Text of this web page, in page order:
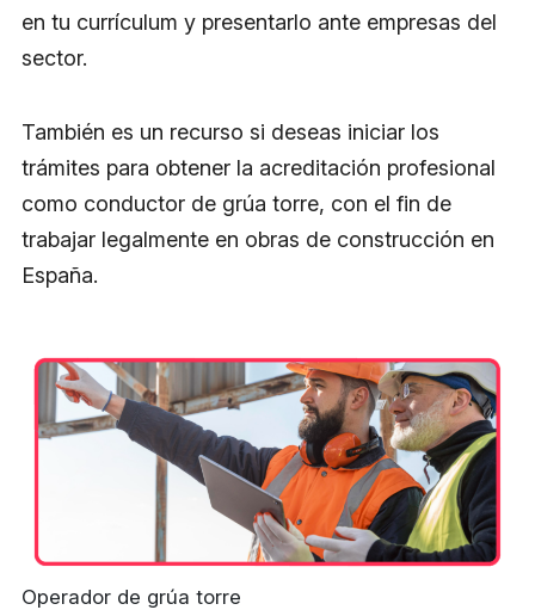
en tu currículum y presentarlo ante empresas del
sector.
También es un recurso si deseas iniciar los
trámites para obtener la acreditación profesional
como conductor de grúa torre, con el fin de
trabajar legalmente en obras de construcción en
España.
Operador de grúa torre